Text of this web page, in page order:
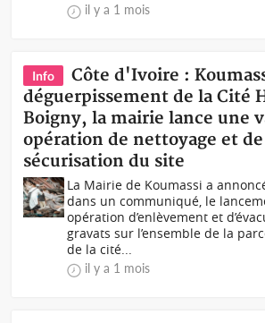
il y a 1 mois
Info
Côte d'Ivoire :
déguerpissement de la Cité
Boigny, la mairie lance une
opération de nettoyage et de
sécurisation du site
La Mairie de Koumassi a
dans un communiqué, le
opération d’enlèvement et
gravats sur l’ensemble de la
de la cité...
il y a 1 mois